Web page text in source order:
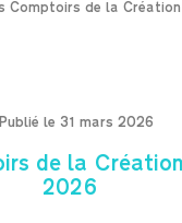
Comptoirs de la
Publié le 31 mars 2026
de la
2026